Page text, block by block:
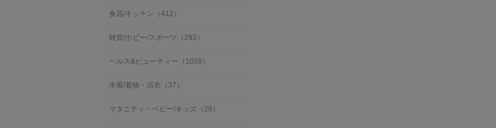
食器/キッチン（412）
雑貨/ホビー/スポーツ（293）
ヘルス&ビューティー（1058）
水着/着物・浴衣（37）
マタニティ・ベビー/キッズ（29）